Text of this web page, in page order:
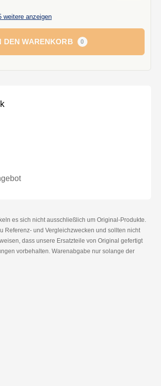
weitere anzeigen
DEN WARENKORB 0
es sich nicht ausschließlich um Original-Produkte.
Referenz- und Vergleichzwecken und sollten nicht
dass unsere Ersatzteile von Original gefertigt
vorbehalten. Warenabgabe nur solange der